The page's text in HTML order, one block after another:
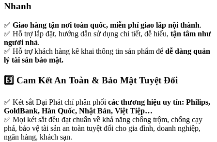
Nhanh
✅ Giao hàng tận nơi toàn quốc, miễn phí giao lắp nội thành.
✅ Hỗ trợ lắp đặt, hướng dẫn sử dụng chi tiết, dễ hiểu, tận tâm như
người nhà.
✅ Hỗ trợ khách hàng kê khai thông tin sản phẩm để dễ dàng quản
lý tài sản bảo mật.
5️⃣ Cam Kết An Toàn & Bảo Mật Tuyệt Đối
✅ Két sắt Đại Phát chỉ phân phối các thương hiệu uy tín: Philips,
GoldBank, Hàn Quốc, Nhật Bản, Việt Tiệp…
✅ Mọi két sắt đều đạt chuẩn về khả năng chống trộm, chống cạy
phá, bảo vệ tài sản an toàn tuyệt đối cho gia đình, doanh nghiệp,
ngân hàng, khách sạn.